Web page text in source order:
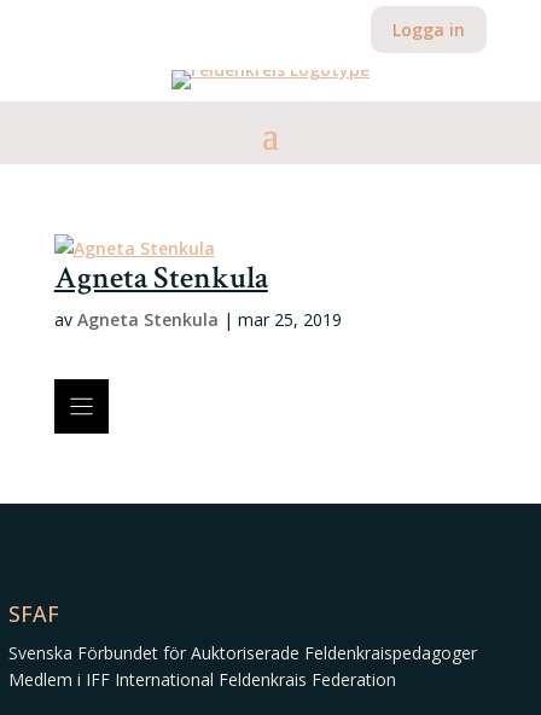
Logga in
Agneta Stenkula
av Agneta Stenkula | mar 25, 2019
SFAF
Svenska Förbundet för Auktoriserade Feldenkraispedagoger
Medlem i IFF International Feldenkrais Federation